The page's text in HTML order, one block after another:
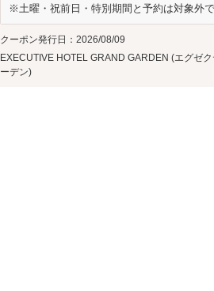
※土曜・祝前日・特別期間と予約は対象外
クーポン発行日：2026/08/09
EXECUTIVE HOTEL GRAND GARDEN (エグゼ
ーデン)